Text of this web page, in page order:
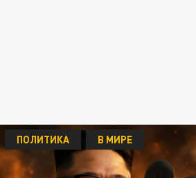
ПОЛИТИКА В МИРЕ